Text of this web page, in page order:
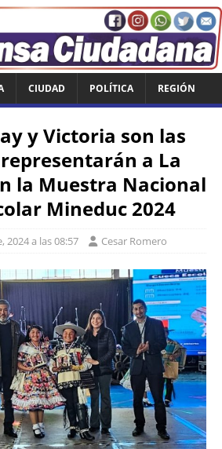
CIUDAD POLÍTICA REGIÓN
y Victoria son las
a La
la Muestra Nacional
Mineduc 2024
2024 a las 08:57 Cesar Romero